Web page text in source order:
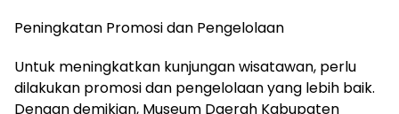
Peningkatan Promosi dan Pengelolaan
Untuk meningkatkan kunjungan wisatawan, perlu
dilakukan promosi dan pengelolaan yang lebih baik.
Dengan demikian, Museum Daerah Kabupaten